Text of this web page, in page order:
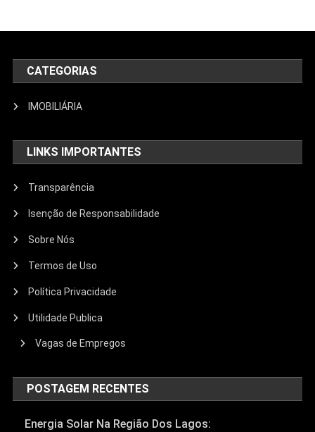
CATEGORIAS
IMOBILIÁRIA
LINKS IMPORTANTES
Transparência
Isenção de Responsabilidade
Sobre Nós
Termos de Uso
Política Privacidade
Utilidade Publica
Vagas de Empregos
POSTAGEM RECENTES
Energia Solar Na Região Dos Lagos: